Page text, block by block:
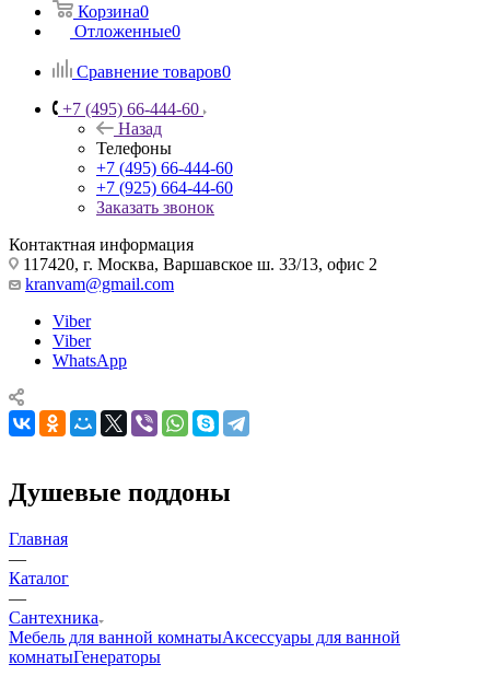
Корзина0
Отложенные0
Сравнение товаров0
+7 (495) 66-444-60
Назад
Телефоны
+7 (495) 66-444-60
+7 (925) 664-44-60
Заказать звонок
Контактная информация
117420, г. Москва, Варшавское ш. 33/13, офис 2
kranvam@gmail.com
Viber
Viber
WhatsApp
Душевые поддоны
Главная
—
Каталог
—
Сантехника
Мебель для ванной комнатыАксессуары для ванной
комнатыГенераторы